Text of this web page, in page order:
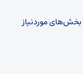
بخش‌های موردنیاز